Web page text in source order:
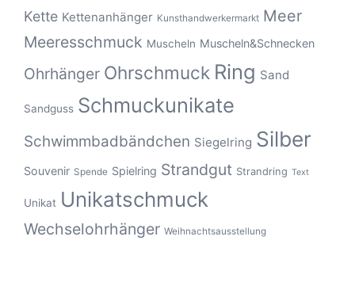
Kette Kettenanhänger Kunsthandwerkermarkt Meer
Meeresschmuck Muscheln Muscheln&Schnecken
Ohrhänger Ohrschmuck Ring Sand
Sandguss Schmuckunikate
Schwimmbadbändchen Siegelring Silber
Souvenir Spende Spielring Strandgut Strandring Text
Unikat Unikatschmuck
Wechselohrhänger Weihnachtsausstellung